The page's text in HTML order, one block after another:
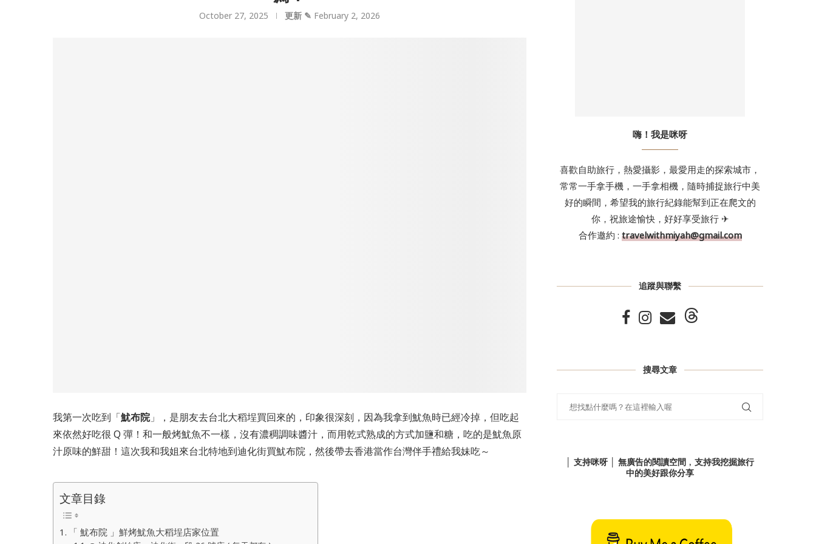
October 27, 2025 更新 ✎ February 2, 2026
我第一次吃到「魷布院」，是朋友去台北大稻埕買回來的，印象很深刻，因為我拿到魷魚時已經冷掉，但吃起
來依然好吃很 Q 彈！和一般烤魷魚不一樣，沒有濃稠調味醬汁，而用乾式熟成的方式加鹽和糖，吃的是魷魚原
汁原味的鮮甜！這次我和我姐來台北特地到迪化街買魷布院，然後帶去香港當作台灣伴手禮給我妹吃～
文章目錄
「 魷布院 」鮮烤魷魚大稻埕店家位置
嗨！我是咪呀
喜歡自助旅行，熱愛攝影，最愛用走的探索城市，
常常一手拿手機，一手拿相機，隨時捕捉旅行中美
好的瞬間，希望我的旅行紀錄能幫到正在爬文的
你，祝旅途愉快，好好享受旅行 ✈
合作邀約 : travelwithmiyah@gmail.com
追蹤與聯繫
搜尋文章
│ 支持咪呀 │ 無廣告的閱讀空間﹐支持我挖掘旅行
中的美好跟你分享